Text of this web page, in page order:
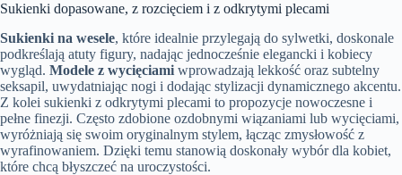
Sukienki dopasowane, z rozcięciem i z odkrytymi plecami
Sukienki na wesele, które idealnie przylegają do sylwetki, doskonale
podkreślają atuty figury, nadając jednocześnie elegancki i kobiecy
wygląd. Modele z wycięciami wprowadzają lekkość oraz subtelny
seksapil, uwydatniając nogi i dodając stylizacji dynamicznego akcentu.
Z kolei sukienki z odkrytymi plecami to propozycje nowoczesne i
pełne finezji. Często zdobione ozdobnymi wiązaniami lub wycięciami,
wyróżniają się swoim oryginalnym stylem, łącząc zmysłowość z
wyrafinowaniem. Dzięki temu stanowią doskonały wybór dla kobiet,
które chcą błyszczeć na uroczystości.